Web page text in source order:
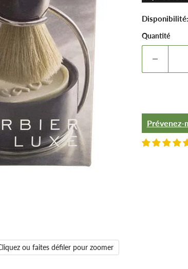
ou faites défiler pour zoomer
Disponibilité:
Quantité
Prévenez-